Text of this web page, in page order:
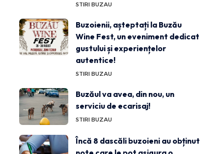
STIRI BUZAU
Buzoienii, așteptați la Buzău
Wine Fest, un eveniment dedicat
gustului și experiențelor
autentice!
STIRI BUZAU
Buzăul va avea, din nou, un
serviciu de ecarisaj!
STIRI BUZAU
Încă 8 dascăli buzoieni au obținut